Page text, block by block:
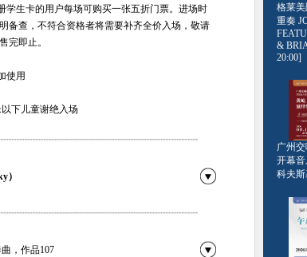
学生卡的用户每场可购买一张五折门票。进场时
备查，不符合资格者将需要补齐全价入场，敬请
完即止。
使用
下儿童谢绝入场
）
，作品107
格莱美
重奏
&
20:00]
广州
开幕
科夫斯